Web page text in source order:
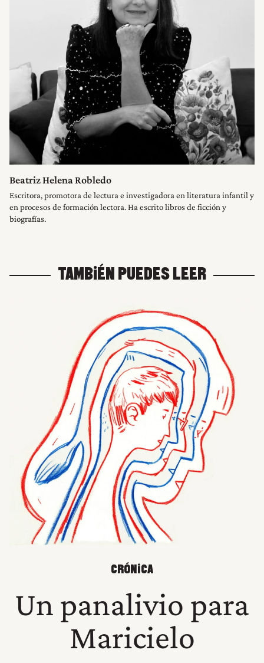
Beatriz Helena Robledo
Escritora, promotora de lectura e investigadora en literatura infantil y
en procesos de formación lectora. Ha escrito libros de ficción y
biografías.
TAMBIÉN PUEDES LEER
CRÓNICA
Un panalivio para
Maricielo